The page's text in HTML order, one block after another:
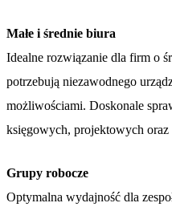
Małe i średnie biura
Idealne rozwiązanie dla firm o
potrzebują niezawodnego
możliwościami. Doskonale
księgowych, projektowych oraz
Grupy robocze
Optymalna wydajność dla